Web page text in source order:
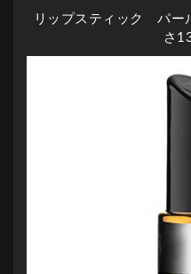
リップスティック パー
さ